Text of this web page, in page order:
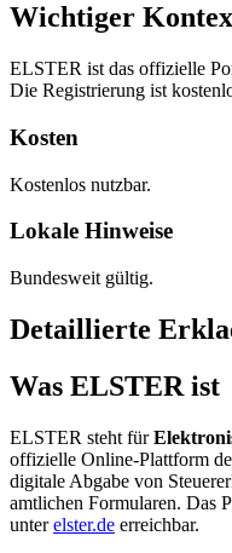
Wichtiger
ELSTER ist das offizielle
Die Registrierung ist
Kosten
Kostenlos nutzbar.
Lokale Hinweise
Bundesweit gültig.
Detaillierte
Was ELSTER ist
ELSTER steht für
offizielle Online-Plattform
digitale Abgabe von
amtlichen Formularen. Das
unterelster.de erreichbar.